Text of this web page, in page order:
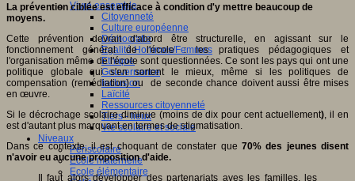
Vivre ensemble
Citoyenneté
Culture européenne
Démocratie
Egalité Hommes/Femmes
Ethique
Gouvernance
Inclusion
Laïcité
Ressources citoyenneté
Tiers - lieux
Vie scolaire et sociale
Niveaux
Périscolaire
Ecole maternelle
Ecole élémentaire
La prévention ciblée est efficace à condition d'y mettre beaucoup de
moyens.
Cette prévention devrait d'abord être structurelle, en agissant sur le
fonctionnement général de l'école : les pratiques pédagogiques et
l'organisation même de l'école sont questionnées. Ce sont les pays qui ont une
politique globale qui s'en sortent le mieux, même si les politiques de
compensation (remédiation) ou de seconde chance doivent aussi être mises
en œuvre.
Si le décrochage scolaire diminue (moins de dix pour cent actuellement), il en
est d'autant plus marquant en termes de stigmatisation.
Dans ce contexte, il est choquant de constater que 70% des jeunes disent
n'avoir eu aucune proposition d'aide.
Il faut alors développer des partenariats aves les familles, les